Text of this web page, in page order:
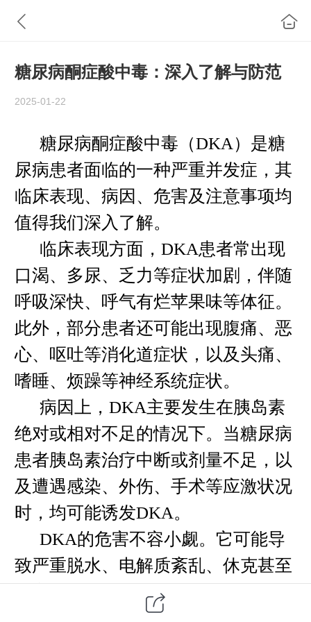
糖尿病酮症酸中毒：深入了解与防范
2025-01-22
糖尿病酮症酸中毒（DKA）是糖
尿病患者面临的一种严重并发症，其
临床表现、病因、危害及注意事项均
值得我们深入了解。
临床表现方面， DKA患者常出现
口渴、多尿、乏力等症状加剧，伴随
呼吸深快、呼气有烂苹果味等体征。
此外，部分患者还可能出现腹痛、恶
心、呕吐等消化道症状，以及头痛、
嗜睡、烦躁等神经系统症状。
病因上， DKA主要发生在胰岛素
绝对或相对不足的情况下。当糖尿病
患者胰岛素治疗中断或剂量不足，以
及遭遇感染、外伤、手术等应激状况
时，均可能诱发DKA。
DKA的危害不容小觑。它可能导
致严重脱水、电解质紊乱、休克甚至
死亡。此外，DKA还可能引发脑水
肿、急性肾衰竭等并发症，进一步加